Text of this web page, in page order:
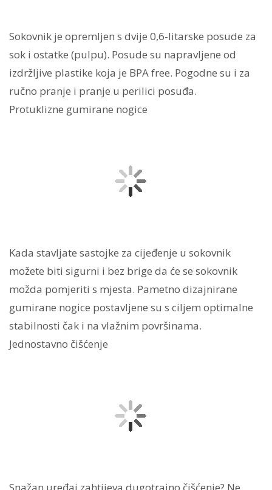
Sokovnik je opremljen s dvije 0,6-litarske posude za
sok i ostatke (pulpu). Posude su napravljene od
izdržljive plastike koja je BPA free. Pogodne su i za
ručno pranje i pranje u perilici posuđa.
Protuklizne gumirane nogice
Kada stavljate sastojke za cijeđenje u sokovnik
možete biti sigurni i bez brige da će se sokovnik
možda pomjeriti s mjesta. Pametno dizajnirane
gumirane nogice postavljene su s ciljem optimalne
stabilnosti čak i na vlažnim površinama.
Jednostavno čišćenje